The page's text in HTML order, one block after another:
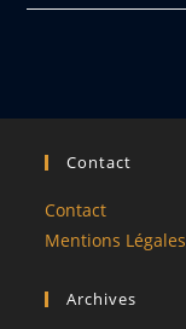
Contact
Contact
Mentions Légales
Archives